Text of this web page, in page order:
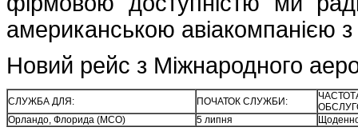
американською авіакомпанією
Новий рейс з Міжнародного
СЛУЖБА ДЛЯ: ПОЧАТОК СЛУЖБИ:
Орландо, Флорида (MCO)
5 липня